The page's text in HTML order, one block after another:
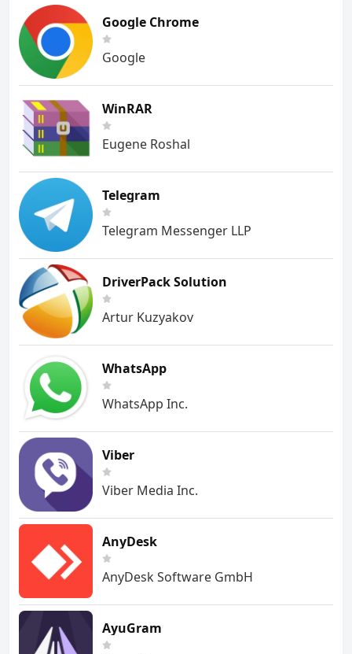
Google Chrome
Google
WinRAR
Eugene Roshal
Telegram
Telegram Messenger LLP
DriverPack Solution
Artur Kuzyakov
WhatsApp
WhatsApp Inc.
Viber
Viber Media Inc.
AnyDesk
AnyDesk Software GmbH
AyuGram